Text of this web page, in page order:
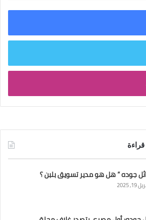
قراءة
جوده ” هل هو مدير تسويق بلبن ؟
19, 2025